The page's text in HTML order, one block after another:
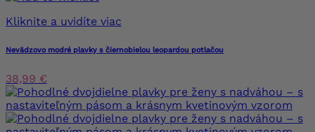
Kliknite a uvidíte viac
Nevädzovo modré plavky s čiernobielou leopardou potlačou
38,99 €